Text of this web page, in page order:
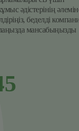
әдістерінің
беделді
мансабыңызды